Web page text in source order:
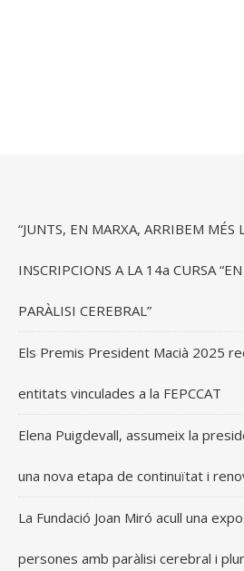
“JUNTS, EN MARXA, ARRIBEM MÉS
INSCRIPCIONS A LA 14a CURSA
PARÀLISI CEREBRAL”
Els Premis President Macià 2025
entitats vinculades a la FEPCCAT
Elena Puigdevall, assumeix la
una nova etapa de continuïtat i
La Fundació Joan Miró acull una
persones amb paràlisi cerebral i